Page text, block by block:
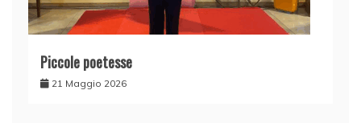
Piccole poetesse
21 Maggio 2026